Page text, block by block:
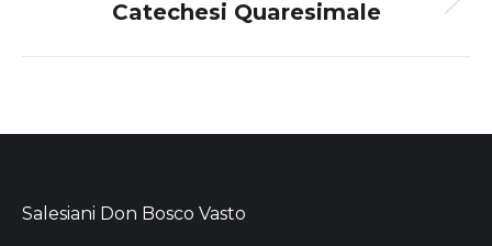
Next
Catechesi Quaresimale
Salesiani Don Bosco Vasto